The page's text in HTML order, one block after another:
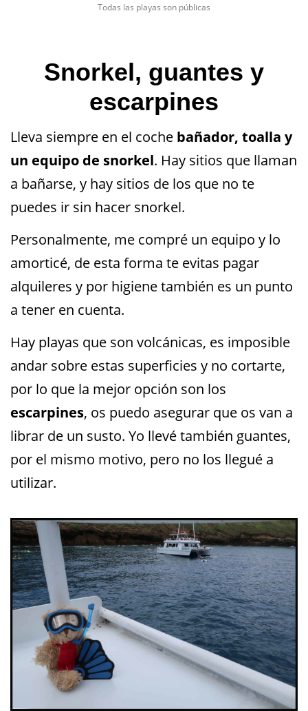
Todas las playas son públicas
Snorkel, guantes y
escarpines
Lleva siempre en el coche bañador, toalla y
un equipo de snorkel. Hay sitios que llaman
a bañarse, y hay sitios de los que no te
puedes ir sin hacer snorkel.
Personalmente, me compré un equipo y lo
amorticé, de esta forma te evitas pagar
alquileres y por higiene también es un punto
a tener en cuenta.
Hay playas que son volcánicas, es imposible
andar sobre estas superficies y no cortarte,
por lo que la mejor opción son los
escarpines, os puedo asegurar que os van a
librar de un susto. Yo llevé también guantes,
por el mismo motivo, pero no los llegué a
utilizar.